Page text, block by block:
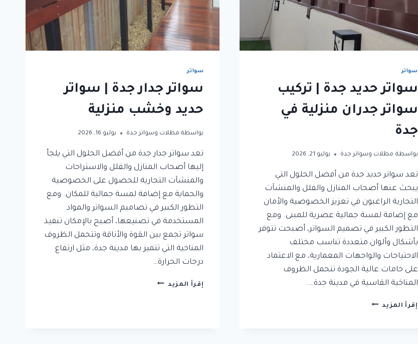
سواتر
سواتر حديد جدة | تركيب
سواتر جدران منزلية في
جدة
بواسطة مظلات وسواتر جدة يوليو 21, 2026
تعد سواتر حديد جدة من أفضل الحلول التي
يبحث عنها أصحاب المنازل والفلل والمنشآت
التجارية الراغبون في تعزيز الخصوصية والأمان
مع إضافة لمسة جمالية عصرية للمبنى. ومع
التطور الكبير في تصميم السواتر، أصبحت تتوفر
بأشكال وألوان متعددة تناسب مختلف
الاحتياجات والواجهات المعمارية، مع الاعتماد
على خامات عالية الجودة تتحمل الظروف
المناخية القاسية في مدينة جدة….
إقرأ المزيد سواتر
سواتر
سواتر جدار جدة | سواتر
حديد وخشب منزلية
بواسطة مظلات وسواتر جدة يوليو 16, 2026
تعد سواتر جدار جدة من أفضل الحلول التي يلجأ
إليها أصحاب المنازل والفلل والاستراحات
والمنشآت التجارية للحصول على الخصوصية
والحماية مع إضافة لمسة جمالية للمكان. ومع
التطور الكبير في تصاميم السواتر والمواد
المستخدمة في تصنيعها، أصبح بالإمكان تنفيذ
سواتر تجمع بين القوة والأناقة وتتحمل الظروف
المناخية التي تتميز بها مدينة جدة، مثل ارتفاع
درجات الحرارة…
إقرأ المزيد سواتر